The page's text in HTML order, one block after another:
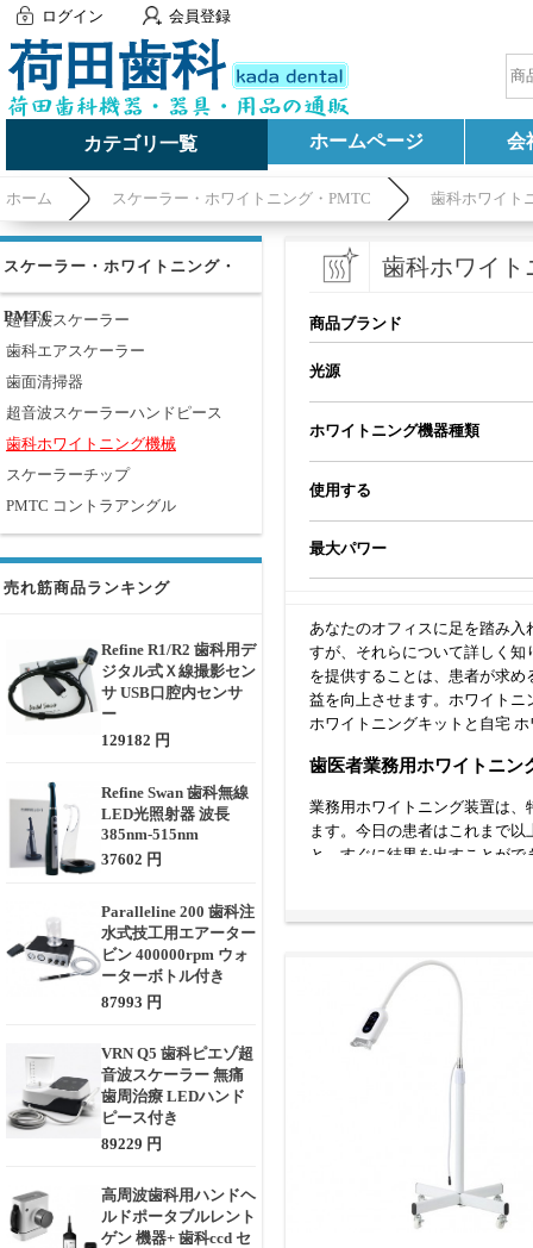
ログイン 会員登録
カテゴリ一覧 ホームページ 会
ホーム スケーラー・ホワイトニング・PMTC 歯科ホワイト
スケーラー・ホワイトニング・
PMTC
超音波スケーラー
歯科エアスケーラー
歯面清掃器
超音波スケーラーハンドピース
歯科ホワイトニング機械
スケーラーチップ
PMTC コントラアングル
売れ筋商品ランキング
Refine R1/R2 歯科用デ
ジタル式Ｘ線撮影セン
サ USB口腔内センサ
ー
129182 円
Refine Swan 歯科無線
LED光照射器 波長
385nm-515nm
37602 円
Paralleline 200 歯科注
水式技工用エアーター
ビン 400000rpm ウォ
ーターボトル付き
87993 円
VRN Q5 歯科ピエゾ超
音波スケーラー 無痛
歯周治療 LEDハンド
ピース付き
89229 円
高周波歯科用ハンドヘ
ルドポータブルレント
ゲン 機器+ 歯科ccd セ
歯科ホワイト
商品ブランド
光源
ホワイトニング機器種類
使用する
最大パワー
あなたのオフィスに足を踏み
すが、それらについて詳しく
を提供することは、患者が求
益を向上させます。ホワイト
ホワイトニングキットと自宅
歯医者業務用ホワイトニン
業務用ホワイトニング装置は
ます。今日の患者はこれまで
と、すぐに結果を出すことが
オフィス ホワイトニング
自宅用ホワイトニングは長い
ニング結果を維持するために
購入されています。 考慮すべ
す。次に漂白工程の所要時間
の脱感作剤は、患者が快適に
ットを選択できます。
もあれば、自宅でできるホワ
く、患者にとって快適で、過
であることを確保してください